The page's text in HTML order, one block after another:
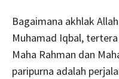
Bagaimana akhlak
Muhamad Iqbal,
Maha Rahman dan
paripurna adalah